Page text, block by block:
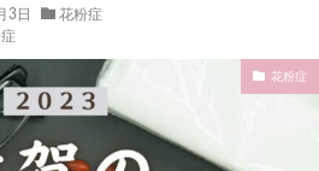
3日
花粉症
花粉症